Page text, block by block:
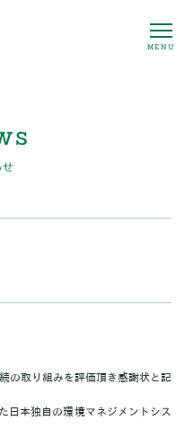
MENU
せ
の取り組みを評価頂き感謝状と記
日本独自の環境マネジメントシス